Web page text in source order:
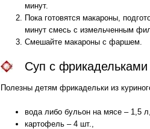
минут.
Пока готовятся макароны,
минут смесь с измельченным
Смешайте макароны с фаршем.
Суп с фрикадельками
Полезны детям фрикадельки из
вода либо бульон на мясе – 1,5
картофель – 4 шт.,